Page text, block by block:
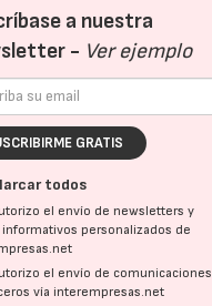
a nuestra
- Ver ejemplo
GRATIS
todos
el envío de newsletters y
informativos personalizados de
el envío de comunicaciones
vía interempresas.net